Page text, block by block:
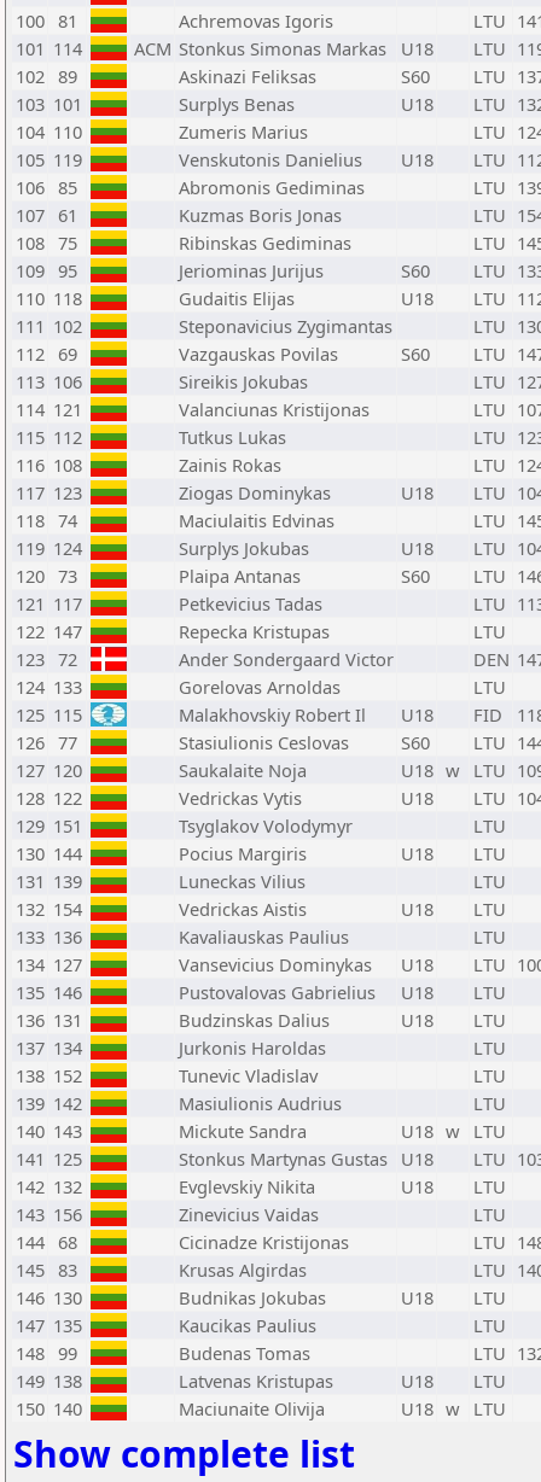
100 81 Achremovas Igoris LTU
101 114 ACM Stonkus Simonas Markas U18 LTU
102 89 Askinazi Feliksas S60 LTU
103 101 Surplys Benas U18 LTU
104 110 Zumeris Marius LTU
105 119 Venskutonis Danielius U18 LTU
106 85 Abromonis Gediminas LTU
107 61 Kuzmas Boris Jonas LTU
108 75 Ribinskas Gediminas LTU
109 95 Jeriominas Jurijus S60 LTU
110 118 Gudaitis Elijas U18 LTU
111 102 Steponavicius Zygimantas LTU
112 69 Vazgauskas Povilas S60 LTU
113 106 Sireikis Jokubas LTU
114 121 Valanciunas Kristijonas LTU
115 112 Tutkus Lukas LTU
116 108 Zainis Rokas LTU
117 123 Ziogas Dominykas U18 LTU
118 74 Maciulaitis Edvinas LTU
119 124 Surplys Jokubas U18 LTU
120 73 Plaipa Antanas S60 LTU
121 117 Petkevicius Tadas LTU
122 147 Repecka Kristupas
LTU
123 72 Ander Sondergaard Victor DEN
124 133 Gorelovas Arnoldas
LTU
125 115 Malakhovskiy Robert Il U18 FID
126 77 Stasiulionis Ceslovas S60 LTU
127 120 Saukalaite Noja U18 w LTU
128 122 Vedrickas Vytis U18 LTU
129 151 Tsyglakov Volodymyr
LTU
130 144 Pocius Margiris U18
LTU
131 139 Luneckas Vilius
LTU
132 154 Vedrickas Aistis U18
LTU
133 136 Kavaliauskas Paulius
LTU
134 127 Vansevicius Dominykas U18 LTU
135 146 Pustovalovas Gabrielius U18
LTU
136 131 Budzinskas Dalius U18
LTU
137 134 Jurkonis Haroldas
LTU
138 152 Tunevic Vladislav
LTU
139 142 Masiulionis Audrius
LTU
140 143 Mickute Sandra U18 w LTU
141 125 Stonkus Martynas Gustas U18 LTU
142 132 Evglevskiy Nikita U18
LTU
143 156 Zinevicius Vaidas
LTU
144 68 Cicinadze Kristijonas LTU
145 83 Krusas Algirdas LTU
146 130 Budnikas Jokubas U18
LTU
147 135 Kaucikas Paulius
LTU
148 99 Budenas Tomas LTU
149 138 Latvenas Kristupas U18
LTU
150 140 Maciunaite Olivija U18 w LTU
Show complete list